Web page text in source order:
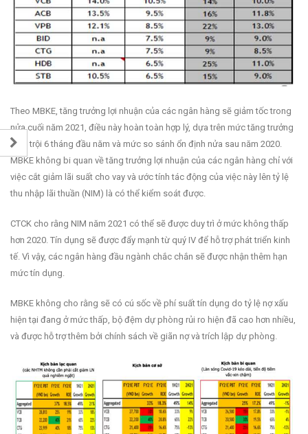
Theo MBKE, tăng trưởng lợi nhuận của các ngân hàng sẽ giảm tốc trong
nửa cuối năm 2021, điều này hoàn toàn hợp lý, dựa trên mức tăng trưởng
vượt trội 6 tháng đầu năm và mức so sánh ổn định nửa sau năm 2020.
MBKE không bi quan về tăng trưởng lợi nhuận của các ngân hàng chỉ với
việc cắt giảm lãi suất cho vay và ước tính tác động của việc này lên tỷ lệ
thu nhập lãi thuần (NIM) là có thể kiểm soát được.
CTCK cho rằng NIM năm 2021 có thể sẽ được duy trì ở mức không thấp
hơn 2020. Tín dụng sẽ được đẩy mạnh từ quý IV để hỗ trợ phát triển kinh
tế. Vì vậy, các ngân hàng đầu ngành chắc chắn sẽ được nhận thêm hạn
mức tín dụng.
MBKE không cho rằng sẽ có cú sốc về phí suất tín dụng do tỷ lệ nợ xấu
hiện tại đang ở mức thấp, bộ đệm dự phòng rủi ro hiện đã cao hơn nhiều,
và được hỗ trợ thêm bởi chính sách về giãn nợ và trích lập dự phòng.